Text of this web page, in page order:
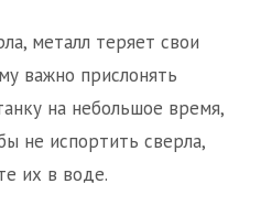
металл теряет свои
важно прислонять
на небольшое время,
не испортить сверла,
их в воде.